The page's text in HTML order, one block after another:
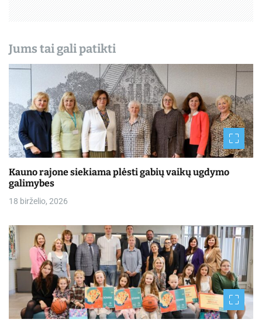
Jums tai gali patikti
Kauno rajone siekiama plėsti gabių vaikų ugdymo
galimybes
18 birželio, 2026